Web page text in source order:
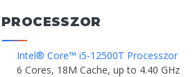
PROCESSZOR
Intel® Core™ i5-12500T Processzor
6 Cores, 18M Cache, up to 4.40 GHz